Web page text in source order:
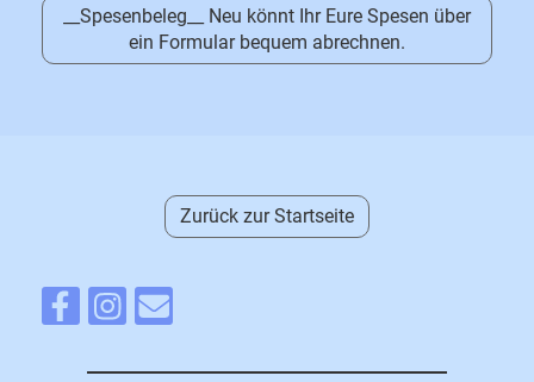
__Spesenbeleg__ Neu könnt Ihr Eure Spesen über
ein Formular bequem abrechnen.
Zurück zur Startseite